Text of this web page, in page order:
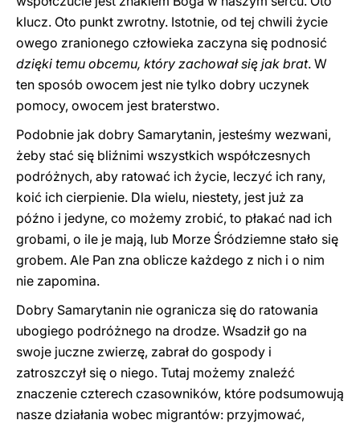
klucz. Oto punkt zwrotny. Istotnie, od tej chwili życie
owego zranionego człowieka zaczyna się podnosić
dzięki temu obcemu, który zachował się jak brat. W
ten sposób owocem jest nie tylko dobry uczynek
pomocy, owocem jest braterstwo.
Podobnie jak dobry Samarytanin, jesteśmy wezwani,
żeby stać się bliźnimi wszystkich współczesnych
podróżnych, aby ratować ich życie, leczyć ich rany,
koić ich cierpienie. Dla wielu, niestety, jest już za
późno i jedyne, co możemy zrobić, to płakać nad ich
grobami, o ile je mają, lub Morze Śródziemne stało się
grobem. Ale Pan zna oblicze każdego z nich i o nim
nie zapomina.
Dobry Samarytanin nie ogranicza się do ratowania
ubogiego podróżnego na drodze. Wsadził go na
swoje juczne zwierzę, zabrał do gospody i
zatroszczył się o niego. Tutaj możemy znaleźć
znaczenie czterech czasowników, które podsumowują
nasze działania wobec migrantów: przyjmować,